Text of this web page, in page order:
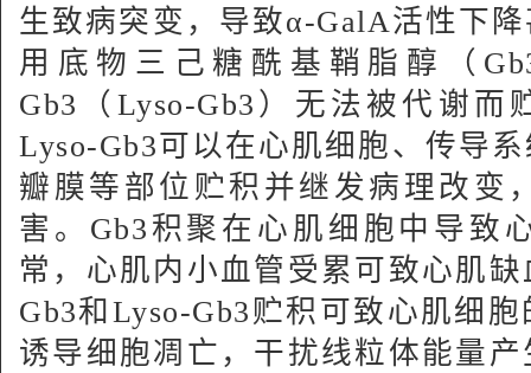
生致病突变，导致α‑GalA活性下
用底物三己糖酰基鞘脂醇（
Gb3（Lyso‑Gb3）无法被代谢
Lyso‑Gb3可以在心肌细胞、传导
瓣膜等部位贮积并继发病理改变
害。Gb3积聚在心肌细胞中导致
常，心肌内小血管受累可致心肌
Gb3和Lyso‑Gb3贮积可致心肌细
诱导细胞凋亡，干扰线粒体能量